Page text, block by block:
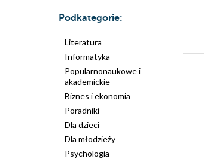
Podkategorie:
Literatura
Informatyka
Popularnonaukowe i
akademickie
Biznes i ekonomia
Poradniki
Dla dzieci
Dla młodzieży
Psychologia